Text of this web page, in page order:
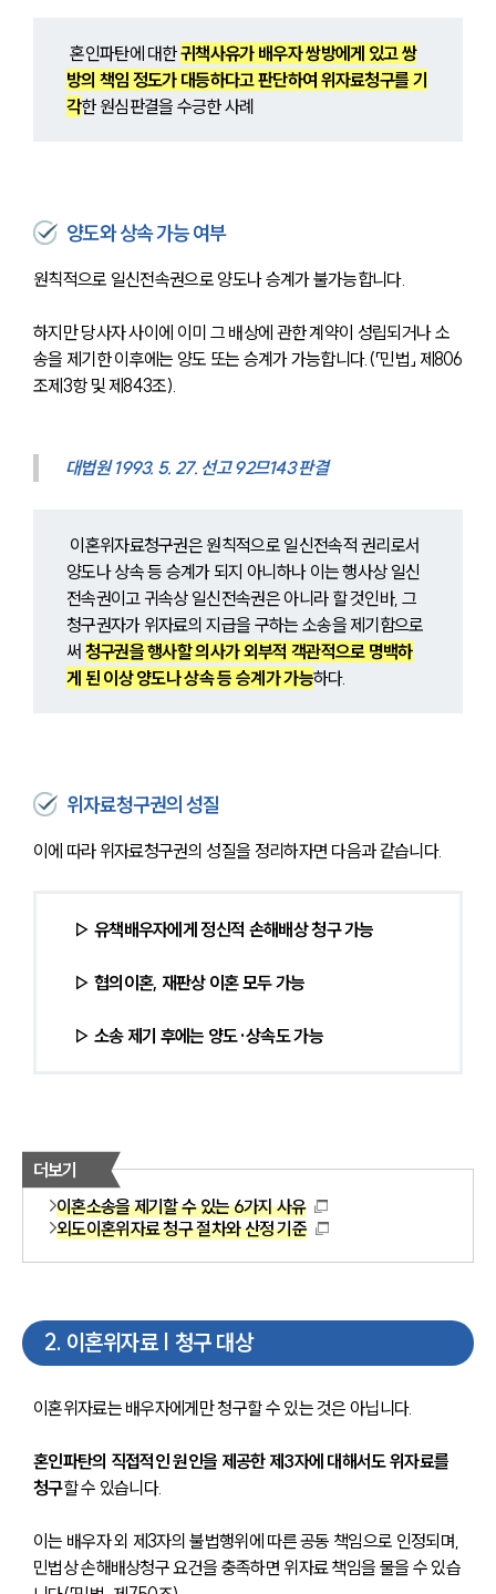
혼인파탄에 대한 귀책사유가 배우자 쌍방에게 있고 쌍
방의 책임 정도가 대등하다고 판단하여 위자료청구를 기
각한 원심판결을 수긍한 사례
양도와 상속 가능 여부
원칙적으로 일신전속권으로 양도나 승계가 불가능합니다.
하지만 당사자 사이에 이미 그 배상에 관한 계약이 성립되거나 소
송을 제기한 이후에는 양도 또는 승계가 가능합니다.(「민법」 제806
조제3항 및 제843조).
대법원 1993. 5. 27. 선고 92므143 판결
양도나 상속 등 승계가 되지 아니하나 이는 행사상 일신
전속권이고 귀속상 일신전속권은 아니라 할 것인바, 그
청구권자가 위자료의 지급을 구하는 소송을 제기함으로
써 청구권을 행사할 의사가 외부적 객관적으로 명백하
게 된 이상 양도나 상속 등 승계가 가능하다.
위자료청구권의 성질
이에 따라 위자료청구권의 성질을 정리하자면 다음과 같습니다.
▷ 유책배우자에게 정신적 손해배상 청구 가능
▷ 협의이혼, 재판상 이혼 모두 가능
▷ 소송 제기 후에는 양도·상속도 가능
더보기
이혼소송을 제기할 수 있는 6가지 사유
외도이혼위자료 청구 절차와 산정 기준
2. 이혼위자료 | 청구 대상
이혼위자료는 배우자에게만 청구할 수 있는 것은 아닙니다.
혼인파탄의 직접적인 원인을 제공한 제3자에 대해서도 위자료를
청구할 수 있습니다.
이는 배우자 외 제3자의 불법행위에 따른 공동 책임으로 인정되며,
민법상 손해배상청구 요건을 충족하면 위자료 책임을 물을 수 있습